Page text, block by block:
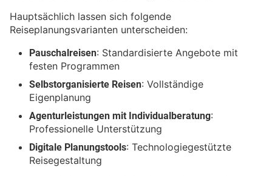
Hauptsächlich lassen sich folgende
Reiseplanungsvarianten unterscheiden:
Pauschalreisen: Standardisierte Angebote mit
festen Programmen
Selbstorganisierte Reisen: Vollständige
Eigenplanung
Agenturleistungen mit Individualberatung:
Professionelle Unterstützung
Digitale Planungstools: Technologiegestützte
Reisegestaltung